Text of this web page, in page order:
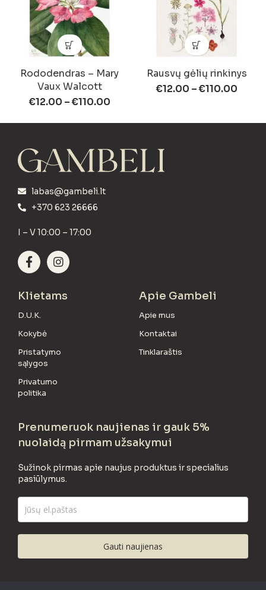
Rododendras – Mary
Vaux Walcott
€12.00 –€110.00
Rausvų gėlių rinkinys
€12.00 –€110.00
labas@gambeli.lt
+370 623 26666
I – V 10:00 – 17:00
Klietams
D.U.K.
Kokybė
Pristatymo
sąlygos
Privatumo
politika
Apie Gambeli
Apie mus
Kontaktai
Tinklaraštis
Prenumeruok naujienas ir gauk 5%
nuolaidą pirmam užsakymui
Sužinok pirmas apie naujus produktus ir specialius
pasiūlymus.
Gauti naujienas